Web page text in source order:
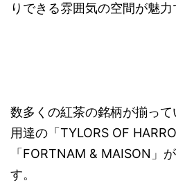
りできる雰囲気の空間が魅力
数多くの紅茶の銘柄が揃っ
用達の「TYLORS OF
「FORTNAM & MAISON」
す。